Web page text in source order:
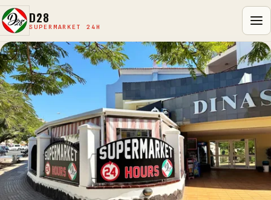
D28
SUPERMARKET 24H